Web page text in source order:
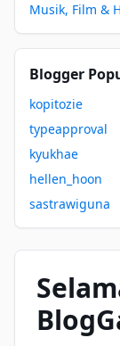
Musik, Film &
Blogger
kopitozie
typeapproval
kyukhae
hellen_hoon
sastrawiguna